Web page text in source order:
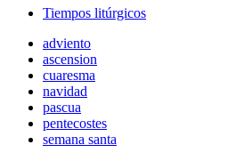
Tiempos litúrgicos
adviento
ascension
cuaresma
navidad
pascua
pentecostes
semana santa